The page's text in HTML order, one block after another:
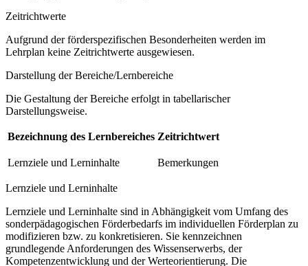
Zeitrichtwerte
Aufgrund der förderspezifischen Besonderheiten werden im
Lehrplan keine Zeitrichtwerte ausgewiesen.
Darstellung der Bereiche/Lernbereiche
Die Gestaltung der Bereiche erfolgt in tabellarischer
Darstellungsweise.
Bezeichnung des Lernbereiches Zeitrichtwert
Lernziele und Lerninhalte Bemerkungen
Lernziele und Lerninhalte
Lernziele und Lerninhalte sind in Abhängigkeit vom Umfang des
sonderpädagogischen Förderbedarfs im individuellen Förderplan zu
modifizieren bzw. zu konkretisieren. Sie kennzeichnen
grundlegende Anforderungen des Wissenserwerbs, der
Kompetenzentwicklung und der Werteorientierung. Die